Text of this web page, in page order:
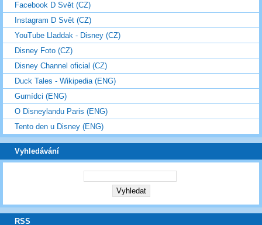
Facebook D Svět (CZ)
Instagram D Svět (CZ)
YouTube Lladdak - Disney (CZ)
Disney Foto (CZ)
Disney Channel oficial (CZ)
Duck Tales - Wikipedia (ENG)
Gumídci (ENG)
O Disneylandu Paris (ENG)
Tento den u Disney (ENG)
Vyhledávání
RSS